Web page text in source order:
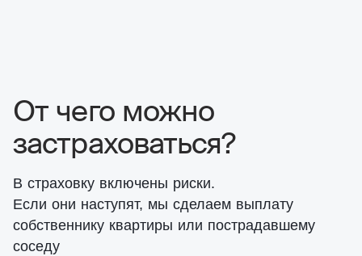
От чего можно
застраховаться?
В страховку включены риски.
Если они наступят, мы сделаем выплату
собственнику квартиры или пострадавшему
соседу